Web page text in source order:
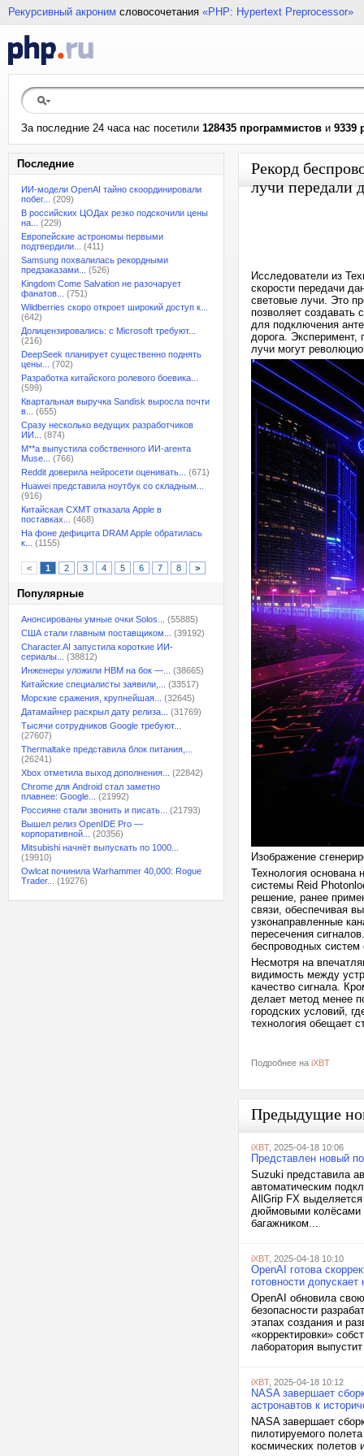
Рекурсивный акроним словосочетания «PHP: Hypertext Preprocessor»
За последние 24 часа нас посетили 128435 программистов и 9339
Последние
ИИ-модели OpenAI тайно скоординировали
побег...
(209)
В российских ЦОДах резко подскочили цены
на...
(229)
Европейские астрономы первыми
подтвердили...
(411)
Samsung похвалилась рекордными
предзаказами...
(526)
Kingdom Come Salvation не разочарует
фанатов...
(751)
Wildberries скоро откроет широкий доступ к...
(642)
Долицензировались: с Microsoft требуют...
(216)
DeepSeek планирует существенно поднять
цены...
(702)
Разработка китайского ролевого боевика...
(599)
Квартальная выручка Sandisk выросла почти
в...
(655)
Сразу несколько ведущих разработчиков
ИИ...
(874)
M**a выпустила собственного ИИ-агента
Muse...
(766)
Reddit доверила нейросети оценивать...
(671)
Huawei представила ноутбук со складным...
(916)
Китайская CXMT отказала Apple в
поставках...
(468)
На фоне дефицита DRAM Apple обратилась
к...
(1155)
< 1 2 3 4 5 6 7 8 >
Популярные
Анонсированы умные очки Solos...
(55885)
США стали главным поставщиком...
(39192)
Character.AI запустила короткие ИИ-
сериалы...
(38812)
Инженеры уложили HBM на бок —...
(38665)
Китайские специалисты заявили,...
(33517)
Морские сражения, крупнейшая...
(32645)
Датамайнер раскрыл дату релиза...
(31769)
Тысячи сотрудников Google требуют...
(27607)
Thermaltake представила блок питания,...
(26241)
Xbox отметила выход дополнения...
(22842)
Chrome для Android стал заметно
плавнее: Google...
(21992)
Россияне стали звонить и писать...
(21793)
Вышел релиз OpenIDE Pro —
корпоративной...
(20356)
Mitsubishi начнёт выпускать по 1000...
(19910)
Owlcat починила Warhammer 40,000: Rogue
Trader...
(19276)
Рекорд
лучи передали
Исследователи из
скорости передачи
световые лучи. Это
позволяет создавать
для подключения
дорога.
лучи могут
Изображение
Технология основана
системы Reid
решение, ранее
связи, обеспечивая
узконаправленные
пересечения
беспроводных систем
Несмотря на
видимость между
качество сигнала.
делает метод менее
городских условий,
технология обещает
Подробнее на iXBT
Предыдущие
iXBT, 2025-04-18 10:06
Представлен новый
Suzuki представила
автоматическим
AllGrip FX
дюймовыми колёсами
багажником...
iXBT, 2025-04-18 10:10
OpenAI готова
готовности
OpenAI обновила
безопасности
этапах создания и
«корректировки»
лаборатория
iXBT, 2025-04-18 10:12
NASA завершает
астронавтов к
NASA завершает
пилотируемого
космических